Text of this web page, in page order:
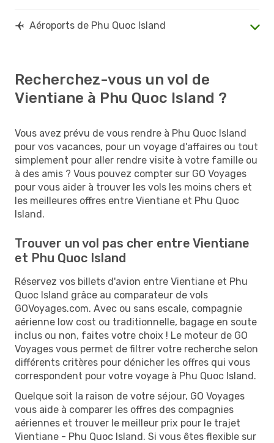
Aéroports de Phu Quoc Island
Recherchez-vous un vol de
Vientiane à Phu Quoc Island ?
Vous avez prévu de vous rendre à Phu Quoc Island
pour vos vacances, pour un voyage d'affaires ou tout
simplement pour aller rendre visite à votre famille ou
à des amis ? Vous pouvez compter sur GO Voyages
pour vous aider à trouver les vols les moins chers et
les meilleures offres entre Vientiane et Phu Quoc
Island.
Trouver un vol pas cher entre Vientiane
et Phu Quoc Island
Réservez vos billets d'avion entre Vientiane et Phu
Quoc Island grâce au comparateur de vols
GOVoyages.com. Avec ou sans escale, compagnie
aérienne low cost ou traditionnelle, bagage en soute
inclus ou non, faites votre choix ! Le moteur de GO
Voyages vous permet de filtrer votre recherche selon
différents critères pour dénicher les offres qui vous
correspondent pour votre voyage à Phu Quoc Island.
Quelque soit la raison de votre séjour, GO Voyages
vous aide à comparer les offres des compagnies
aériennes et trouver le meilleur prix pour le trajet
Vientiane - Phu Quoc Island. Si vous êtes flexible sur